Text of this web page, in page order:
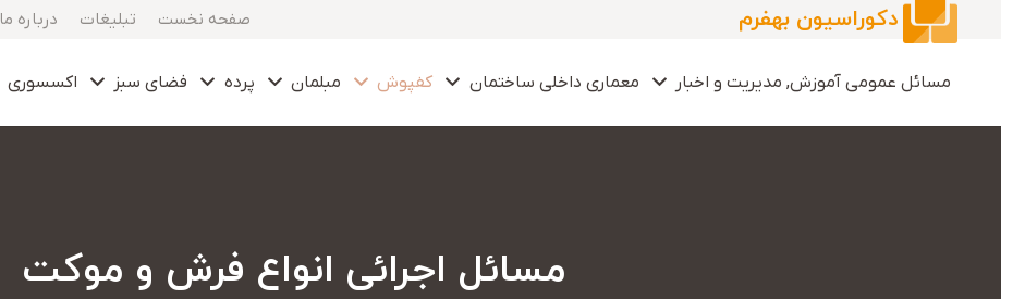
دکوراسیون بهفرم صفحه نخست تبلیغات درباره ما
مسائل عمومی آموزش, مدیریت و اخبار معماری داخلی ساختمان کفپوش مبلمان پرده فضای سبز اکسسوری
مسائل اجرائی انواع فرش و موکت